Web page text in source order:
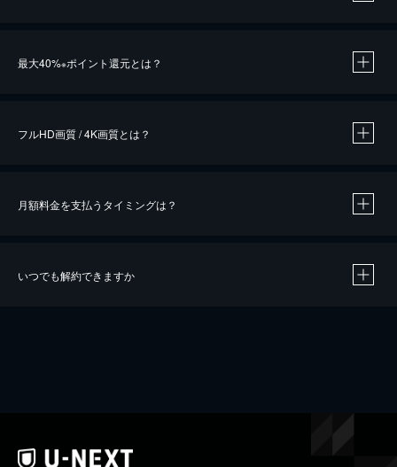
最大40%※ポイント還元とは？
※40％ポイント還元の対象は、クレジットカード決済による作品の購入 / レンタルです。
フルHD画質 / 4K画質とは？
月額料金を支払うタイミングは？
いつでも解約できますか